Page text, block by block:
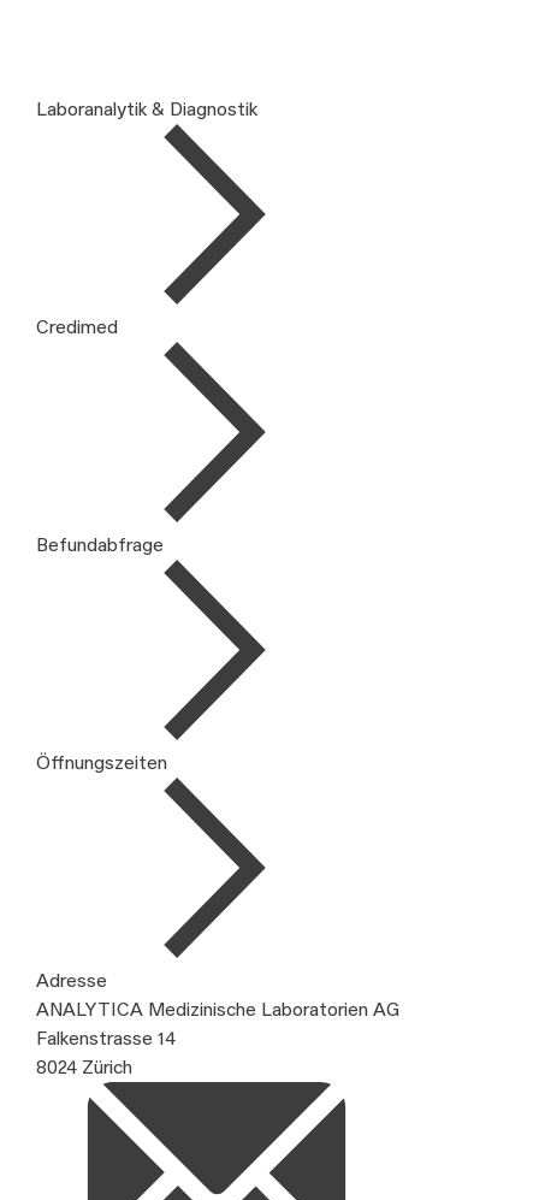
Laboranalytik & Diagnostik
Credimed
Befundabfrage
Öffnungszeiten
Adresse
ANALYTICA Medizinische Laboratorien AG
Falkenstrasse 14
8024 Zürich